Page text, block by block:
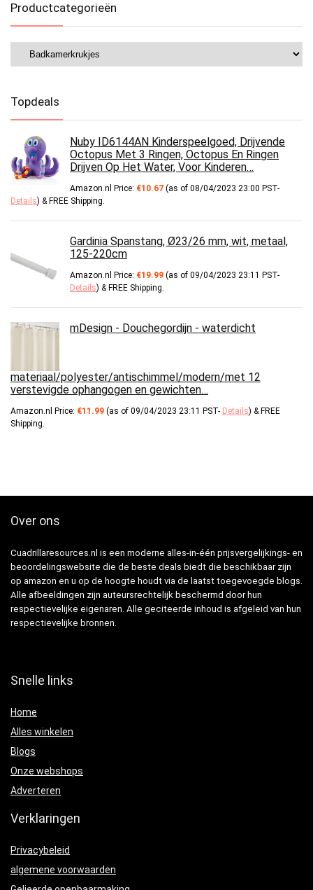
Productcategorieën
Topdeals
Nuby ID6144AN Kinderspeelgoed, Drijvende
Octopus Met 3 Ringen, Octopus En Ringen
Drijven Op Het Water, Voor Kinderen…
Amazon.nl Price: €10.67 (as of 08/04/2023 23:00 PST-
Details) & FREE Shipping.
Gardinia Spanstang, Ø23/26 mm, wit, metaal,
125-220cm
Amazon.nl Price: €19.99 (as of 09/04/2023 23:11 PST-
Details) & FREE Shipping.
mDesign - Douchegordijn - waterdicht
materiaal/polyester/antischimmel/modern/met 12
verstevigde ophangogen en gewichten…
Amazon.nl Price: €11.99 (as of 09/04/2023 23:11 PST- Details) & FREE
Shipping.
Over ons
Cuadrillaresources.nl is een moderne alles-in-één prijsvergelijkings- en
beoordelingswebsite die de beste deals biedt die beschikbaar zijn
op amazon en u op de hoogte houdt via de laatst toegevoegde blogs.
Alle afbeeldingen zijn auteursrechtelijk beschermd door hun
respectievelijke eigenaren. Alle geciteerde inhoud is afgeleid van hun
respectievelijke bronnen.
Snelle links
Home
Alles winkelen
Blogs
Onze webshops
Adverteren
Verklaringen
Privacybeleid
algemene voorwaarden